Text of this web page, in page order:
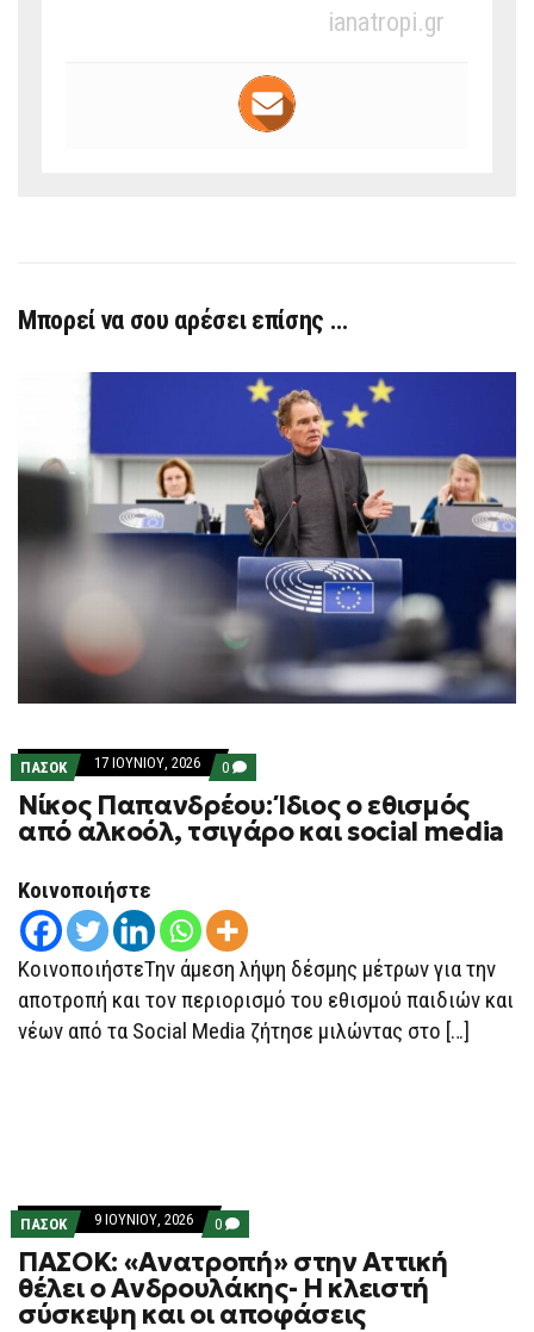
ianatropi.gr
Μπορεί να σου αρέσει επίσης …
ΠΑΣΟΚ 17 ΙΟΥΝΊΟΥ, 2026 0 COMMENTS
ON
ΝΊΚΟΣ
ΠΑΠΑΝΔΡΈΟΥ:
ΊΔΙΟΣ
ΑΛΚΟΌΛ,
ΤΣΙΓΆΡΟ
ΚΑΙ SOCIAL MEDIA
Νίκος Παπανδρέου: Ίδιος ο εθισμός
από αλκοόλ, τσιγάρο και social media
Κοινοποιήστε
ΚοινοποιήστεΤην άμεση λήψη δέσμης μέτρων για την
αποτροπή και τον περιορισμό του εθισμού παιδιών και
νέων από τα Social Media ζήτησε μιλώντας στο […]
ΠΑΣΟΚ 9 ΙΟΥΝΊΟΥ, 2026 0 COMMENTS
ON
ΠΑΣΟΚ:
«ΑΝΑΤΡΟΠΉ»
ΣΤΗΝ
ΑΤΤΙΚΉ
ΠΑΣΟΚ: «Ανατροπή» στην Αττική
θέλει ο Ανδρουλάκης- Η κλειστή
σύσκεψη και οι αποφάσεις